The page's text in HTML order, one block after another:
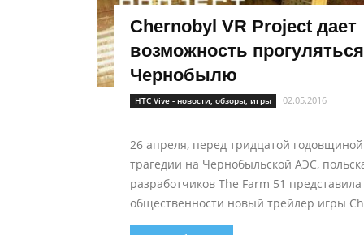
Chernobyl VR Project дает
возможность
Чернобылю
HTC Vive - новости, обзоры, игры 02.05.2016
26 апреля, перед тридцатой
трагедии на Чернобыльской АЭС,
разработчиков The Farm 51 представила
общественности новый трейлер игры